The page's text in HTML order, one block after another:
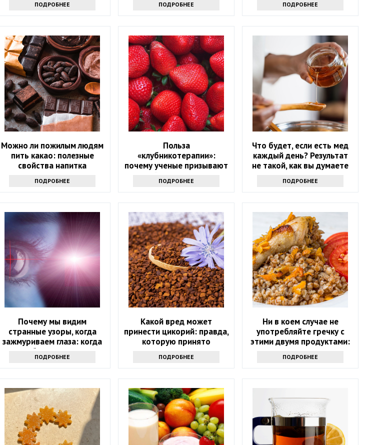
ПОДРОБНЕЕ ПОДРОБНЕЕ
выбрасывайте
ПОДРОБНЕЕ
Можно ли пожилым людям
пить какао: полезные
свойства напитка
ПОДРОБНЕЕ
Польза
«клубникотерапии»:
почему ученые призывают
людей в возрасте 50+
налегать на эту ягоду
ПОДРОБНЕЕ
Что будет, если есть мед
каждый день? Результат
не такой, как вы думаете
ПОДРОБНЕЕ
Почему мы видим
странные узоры, когда
зажмуриваем глаза: когда
стоит обратиться к врачу
ПОДРОБНЕЕ
Какой вред может
принести цикорий: правда,
которую принято
ПОДРОБНЕЕ
Ни в коем случае не
употребляйте гречку с
этими двумя продуктами:
последствия
ПОДРОБНЕЕ